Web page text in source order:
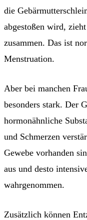
die
abgestoßen wird,
zusammen. Das ist
Menstruation.
Aber bei manchen
besonders stark. Der
hormonähnliche
und Schmerzen
Gewebe vorhanden
aus und desto
wahrgenommen.
Zusätzlich können